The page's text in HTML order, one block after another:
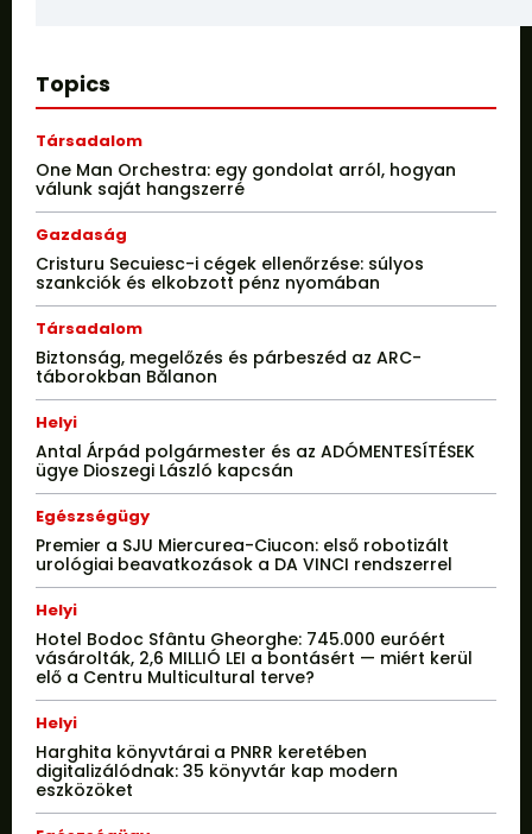
Topics
Társadalom
One Man Orchestra: egy gondolat arról, hogyan
válunk saját hangszerré
Gazdaság
Cristuru Secuiesc-i cégek ellenőrzése: súlyos
szankciók és elkobzott pénz nyomában
Társadalom
Biztonság, megelőzés és párbeszéd az ARC-
táborokban Bălanon
Helyi
Antal Árpád polgármester és az ADÓMENTESÍTÉSEK
ügye Dioszegi László kapcsán
Egészségügy
Premier a SJU Miercurea-Ciucon: első robotizált
urológiai beavatkozások a DA VINCI rendszerrel
Helyi
Hotel Bodoc Sfântu Gheorghe: 745.000 euróért
vásárolták, 2,6 MILLIÓ LEI a bontásért — miért kerül
elő a Centru Multicultural terve?
Helyi
Harghita könyvtárai a PNRR keretében
digitalizálódnak: 35 könyvtár kap modern
eszközöket